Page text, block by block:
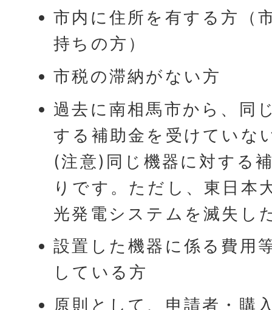
市内に住所を有する方（
持ちの方）
市税の滞納がない方
過去に南相馬市から、同
する補助金を受けていな
(注意)同じ機器に対する
りです。ただし、東日本
光発電システムを滅失し
設置した機器に係る費用
している方
原則として、申請者・購